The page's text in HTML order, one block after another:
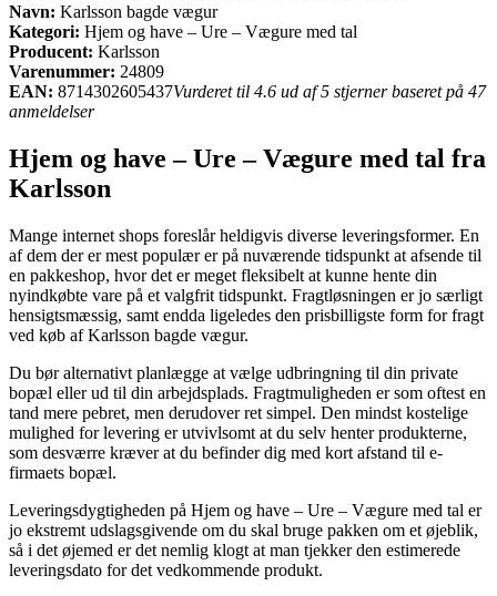
Navn: Karlsson bagde vægur
Kategori: Hjem og have – Ure – Vægure med tal
Producent: Karlsson
Varenummer: 24809
EAN: 8714302605437Vurderet til 4.6 ud af 5 stjerner baseret på 47
anmeldelser
Hjem og have – Ure – Vægure med tal fra
Karlsson
Mange internet shops foreslår heldigvis diverse leveringsformer. En
af dem der er mest populær er på nuværende tidspunkt at afsende til
en pakkeshop, hvor det er meget fleksibelt at kunne hente din
nyindkøbte vare på et valgfrit tidspunkt. Fragtløsningen er jo særligt
hensigtsmæssig, samt endda ligeledes den prisbilligste form for fragt
ved køb af Karlsson bagde vægur.
Du bør alternativt planlægge at vælge udbringning til din private
bopæl eller ud til din arbejdsplads. Fragtmuligheden er som oftest en
tand mere pebret, men derudover ret simpel. Den mindst kostelige
mulighed for levering er utvivlsomt at du selv henter produkterne,
som desværre kræver at du befinder dig med kort afstand til e-
firmaets bopæl.
Leveringsdygtigheden på Hjem og have – Ure – Vægure med tal er
jo ekstremt udslagsgivende om du skal bruge pakken om et øjeblik,
så i det øjemed er det nemlig klogt at man tjekker den estimerede
leveringsdato for det vedkommende produkt.